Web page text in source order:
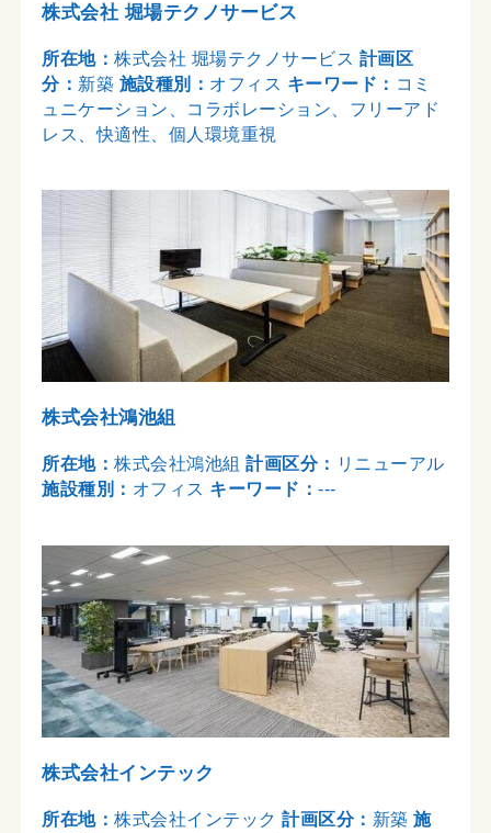
株式会社 堀場テクノサービス
所在地：株式会社 堀場テクノサービス 計画区
分： 新築 施設種別： オフィス キーワード： コミ
ュニケーション、コラボレーション、フリーアド
レス、快適性、個人環境重視
株式会社鴻池組
所在地：株式会社鴻池組計画区分： リニューアル
施設種別： オフィス キーワード：---
株式会社インテック
所在地：株式会社インテック計画区分： 新築施